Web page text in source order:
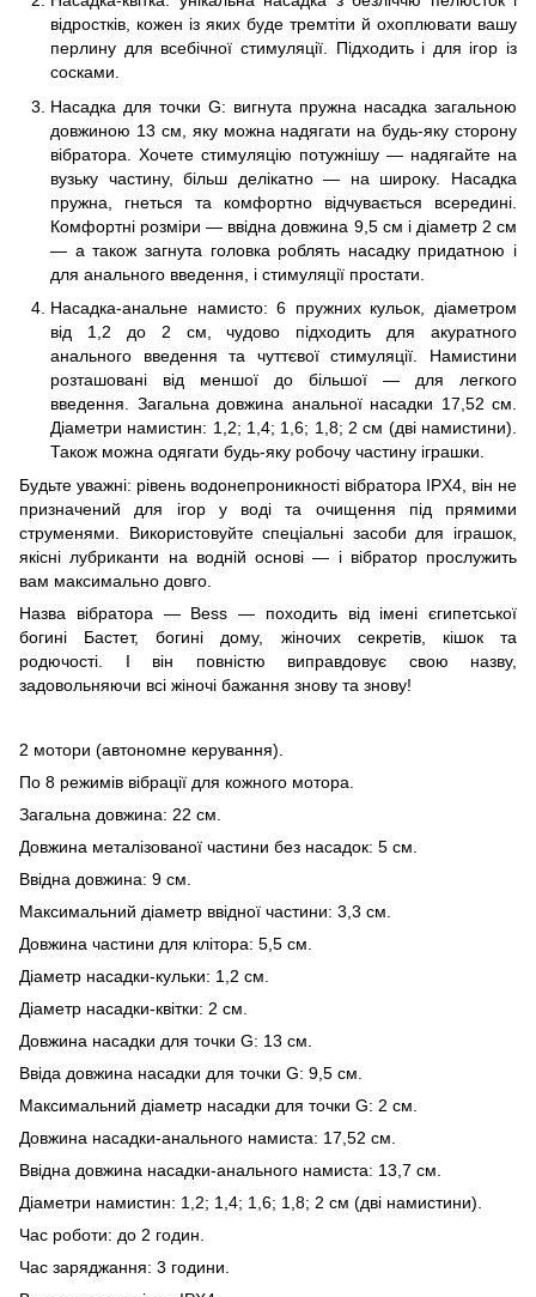
відростків, кожен із яких буде тремтіти й охоплювати вашу
перлину для всебічної стимуляції. Підходить і для ігор із
сосками.
Насадка для точки G: вигнута пружна насадка загальною
довжиною 13 см, яку можна надягати на будь-яку сторону
вібратора. Хочете стимуляцію потужнішу — надягайте на
вузьку частину, більш делікатно — на широку. Насадка
пружна, гнеться та комфортно відчувається всередині.
Комфортні розміри — ввідна довжина 9,5 см і діаметр 2 см
— а також загнута головка роблять насадку придатною і
для анального введення, і стимуляції простати.
Насадка-анальне намисто: 6 пружних кульок, діаметром
від 1,2 до 2 см, чудово підходить для акуратного
анального введення та чуттєвої стимуляції. Намистини
розташовані від меншої до більшої — для легкого
введення. Загальна довжина анальної насадки 17,52 см.
Діаметри намистин: 1,2; 1,4; 1,6; 1,8; 2 см (дві намистини).
Також можна одягати будь-яку робочу частину іграшки.
Будьте уважні: рівень водонепроникності вібратора IPX4, він не
призначений для ігор у воді та очищення під прямими
струменями. Використовуйте спеціальні засоби для іграшок,
якісні лубриканти на водній основі — і вібратор прослужить
вам максимально довго.
Назва вібратора — Bess — походить від імені єгипетської
богині Бастет, богині дому, жіночих секретів, кішок та
родючості. І він повністю виправдовує свою назву,
задовольняючи всі жіночі бажання знову та знову!
2 мотори (автономне керування).
По 8 режимів вібрації для кожного мотора.
Загальна довжина: 22 см.
Довжина металізованої частини без насадок: 5 см.
Ввідна довжина: 9 см.
Максимальний діаметр ввідної частини: 3,3 см.
Довжина частини для клітора: 5,5 см.
Діаметр насадки-кульки: 1,2 см.
Діаметр насадки-квітки: 2 см.
Довжина насадки для точки G: 13 см.
Ввіда довжина насадки для точки G: 9,5 см.
Максимальний діаметр насадки для точки G: 2 см.
Довжина насадки-анального намиста: 17,52 см.
Ввідна довжина насадки-анального намиста: 13,7 см.
Діаметри намистин: 1,2; 1,4; 1,6; 1,8; 2 см (дві намистини).
Час роботи: до 2 годин.
Час заряджання: 3 години.